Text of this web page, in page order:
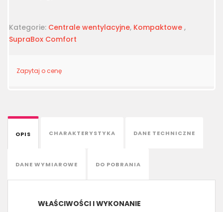
Kategorie: Centrale wentylacyjne, Kompaktowe ,
SupraBox Comfort
Zapytaj o cenę
OPIS CHARAKTERYSTYKA DANE TECHNICZNE
DANE WYMIAROWE DO POBRANIA
WŁAŚCIWOŚCI I WYKONANIE